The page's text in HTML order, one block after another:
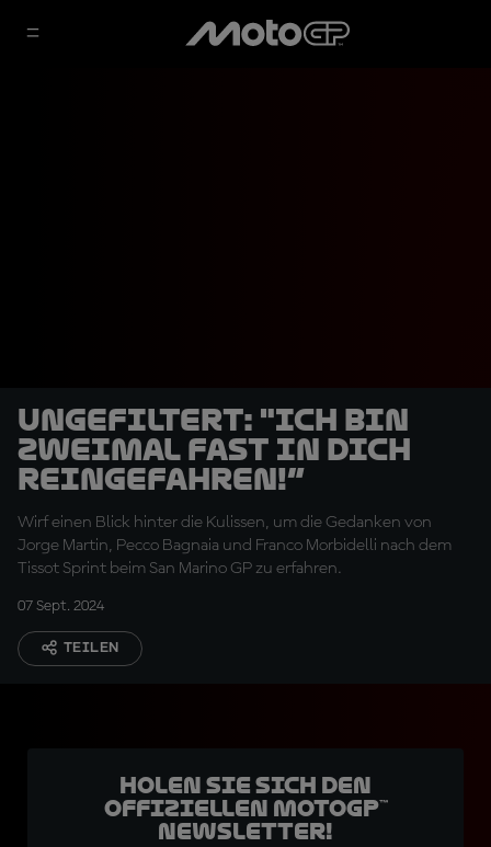
UNGEFILTERT: "Ich bin
zweimal fast in dich
reingefahren!“
Wirf einen Blick hinter die Kulissen, um die Gedanken von
Jorge Martin, Pecco Bagnaia und Franco Morbidelli nach dem
Tissot Sprint beim San Marino GP zu erfahren.
07 Sept. 2024
TEILEN
Holen Sie sich den
offiziellen MotoGP™
Newsletter!